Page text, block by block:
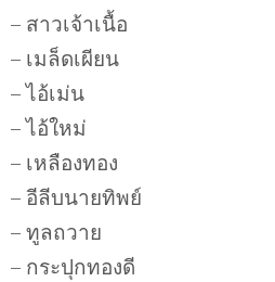
– สาวเจ้าเนื้อ
– เมล็ดเผียน
– ไอ้เม่น
– ไอ้ใหม่
– เหลืองทอง
– อีลีบนายทิพย์
– ทูลถวาย
– กระปุกทองดี